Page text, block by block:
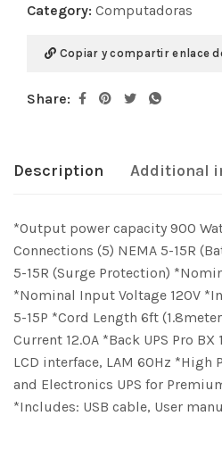
Category: Computadoras
Copiar y compartir enlace
Share:
Description Additional
*Output power capacity 900
Connections (5) NEMA 5-15R
5-15R (Surge Protection)
*Nominal Input Voltage 120V
5-15P *Cord Length 6ft
Current 12.0A *Back UPS Pro BX
LCD interface, LAM 60Hz *High
and Electronics UPS for
*Includes: USB cable, User